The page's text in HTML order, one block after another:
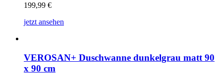
199,99 €
jetzt ansehen
VEROSAN+ Duschwanne dunkelgrau matt 90
x 90 cm